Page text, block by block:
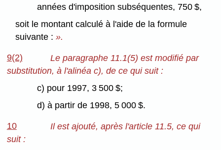
années d'imposition subséquentes, 750 $,
soit le montant calculé à l'aide de la formule
suivante :».
9(2)
Le paragraphe 11.1(5) est modifié par
substitution, à l'alinéa c), de ce qui suit :
c) pour 1997, 3 500 $;
d) à partir de 1998, 5 000 $.
10
Il est ajouté, après l'article 11.5, ce qui
suit :